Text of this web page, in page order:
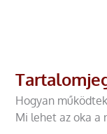
Hogyan
Mi lehet az oka a